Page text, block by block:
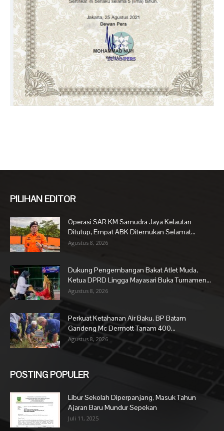
PILIHAN EDITOR
Operasi SAR KM Samudra Jaya Kelautan
Ditutup, Empat ABK Ditemukan Selamat...
Agustus 8, 2026
Dukung Pengembangan Bakat Atlet Muda,
Ketua DPRD Lingga Mayasari Buka Turnamen...
Agustus 8, 2026
Perkuat Ketahanan Air Baku, BP Batam
Gandeng Mc Dermott Tanam 400...
Agustus 8, 2026
POSTING POPULER
Libur Sekolah Diperpanjang, Masuk Tahun
Ajaran Baru Mundur Sepekan
Juli 11, 2025